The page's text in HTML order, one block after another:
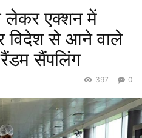
एक्शन में
विदेश से आने वाले
रैंडम सैंपलिंग
0
397